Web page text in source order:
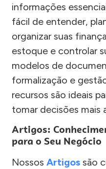
informações
fácil de entender,
organizar suas
estoque e controlar
modelos de
formalização e
recursos são ideais
tomar decisões mais
Artigos:
para o Seu Negócio
Nossos Artigos são